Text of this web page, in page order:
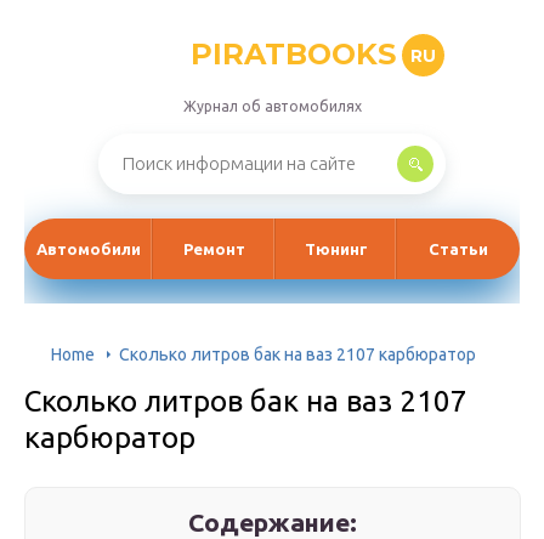
PIRATBOOKS RU
Журнал об автомобилях
Автомобили Ремонт Тюнинг Статьи
Home Сколько литров бак на ваз 2107 карбюратор
Сколько литров бак на ваз 2107
карбюратор
Содержание: